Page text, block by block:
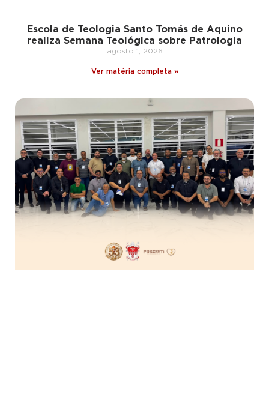
Escola de Teologia Santo Tomás de Aquino
realiza Semana Teológica sobre Patrologia
agosto 1, 2026
Ver matéria completa »